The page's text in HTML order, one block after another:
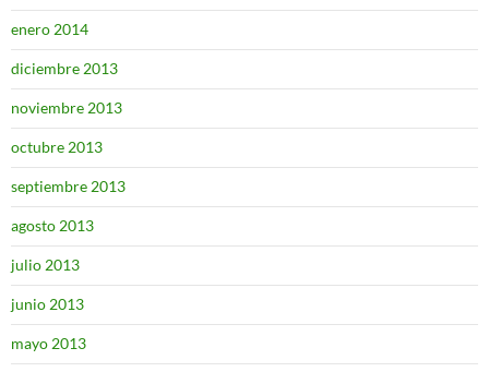
enero 2014
diciembre 2013
noviembre 2013
octubre 2013
septiembre 2013
agosto 2013
julio 2013
junio 2013
mayo 2013